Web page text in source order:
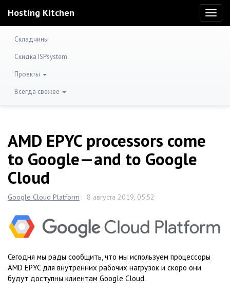
Hosting Kitchen
Складчины
Скидка ISPsystem
Проекты
Всегда свежее
AMD EPYC processors come
to Google—and to Google
Cloud
Google Cloud Platform 8 августа 2019, 05:52
Сегодня мы рады сообщить, что мы используем процессоры
AMD EPYC для внутренних рабочих нагрузок и скоро они
будут доступны клиентам Google Cloud.